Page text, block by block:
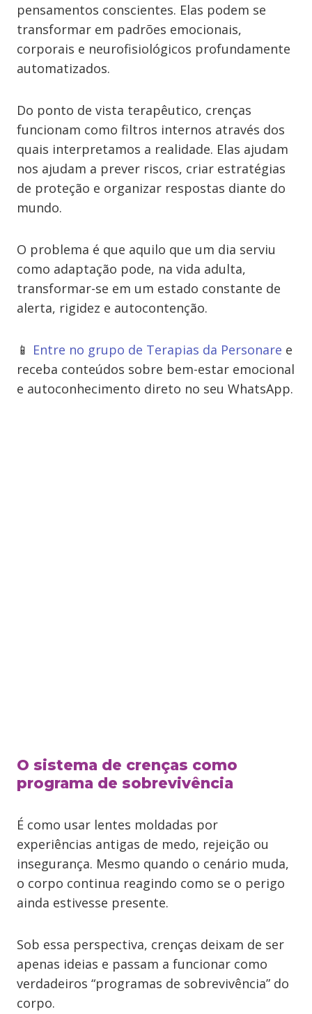
pensamentos conscientes. Elas podem se
transformar em padrões emocionais,
corporais e neurofisiológicos profundamente
automatizados.
Do ponto de vista terapêutico, crenças
funcionam como filtros internos através dos
quais interpretamos a realidade. Elas ajudam
nos ajudam a prever riscos, criar estratégias
de proteção e organizar respostas diante do
mundo.
O problema é que aquilo que um dia serviu
como adaptação pode, na vida adulta,
transformar-se em um estado constante de
alerta, rigidez e autocontenção.
📱 Entre no grupo de Terapias da Personare e
receba conteúdos sobre bem-estar emocional
e autoconhecimento direto no seu WhatsApp.
O sistema de crenças como
programa de sobrevivência
É como usar lentes moldadas por
experiências antigas de medo, rejeição ou
insegurança. Mesmo quando o cenário muda,
o corpo continua reagindo como se o perigo
ainda estivesse presente.
Sob essa perspectiva, crenças deixam de ser
apenas ideias e passam a funcionar como
verdadeiros “programas de sobrevivência” do
corpo.